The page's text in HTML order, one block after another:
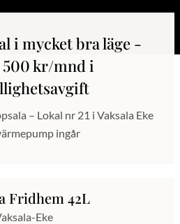
i mycket bra läge -
kr/mnd i
– Lokal nr 21 i Vaksala Eke
ingår
Fridhem 42L
Eke